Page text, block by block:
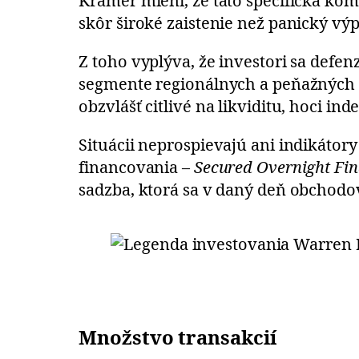
skôr široké zaistenie než panický
Z toho vyplýva, že investori sa
segmente regionálnych a
obzvlášť citlivé na likviditu, hoci
Situácii neprospievajú ani
financovania –Secured Overnight
sadzba, ktorá sa v daný deň
Množstvo transakcií